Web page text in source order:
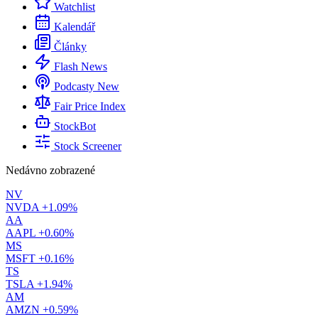
Watchlist
Kalendář
Články
Flash News
Podcasty New
Fair Price Index
StockBot
Stock Screener
Nedávno zobrazené
NV
NVDA +1.09%
AA
AAPL +0.60%
MS
MSFT +0.16%
TS
TSLA +1.94%
AM
AMZN +0.59%